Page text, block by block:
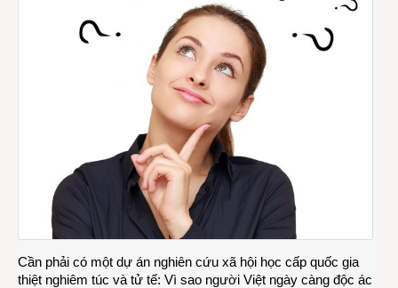
Cần phải có một dự án nghiên cứu xã hội học cấp quốc gia
thiệt nghiêm túc và tử tế: Vì sao người Việt ngày càng độc ác